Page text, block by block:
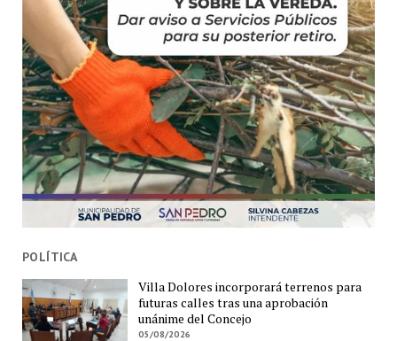
POLÍTICA
Villa Dolores incorporará terrenos para
futuras calles tras una aprobación
unánime del Concejo
05/08/2026